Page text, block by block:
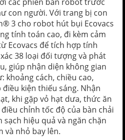
con người. Với trang bị con
3 cho robot hút bụi Ecovacs
tính toán cao, đi kèm cảm
Ecovacs để tích hợp tính
38 loại đối tượng và phát
giúp nhận diện không gian
khoảng cách, chiều cao,
điều kiện thiếu sáng. Nhận
khi gặp vỏ hạt dưa, thức ăn
chỉnh tốc độ của bàn chải
hiệu quả và ngăn chặn
và nhỏ bay lên.